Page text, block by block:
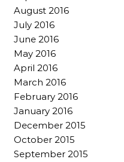
August 2016
July 2016
June 2016
May 2016
April 2016
March 2016
February 2016
January 2016
December 2015
October 2015
September 2015